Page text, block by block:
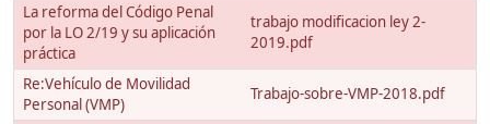
La reforma del Código Penal
por la LO 2/19 y su aplicación
práctica
trabajo modificacion ley 2-
2019.pdf
Re:Vehículo de Movilidad
Personal (VMP)
Trabajo-sobre-VMP-2018.pdf